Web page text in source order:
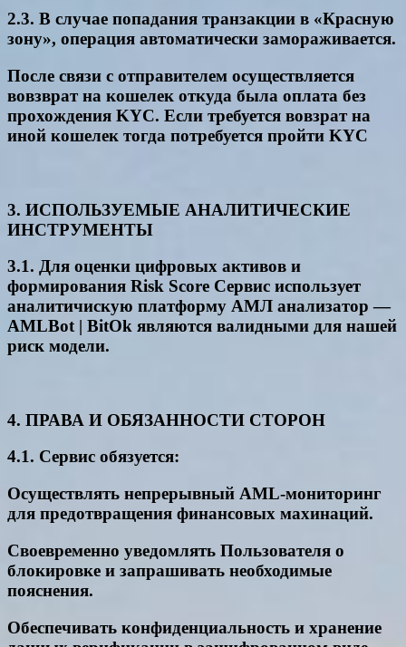
2.3. В случае попадания транзакции в «Красную
зону», операция автоматически замораживается.
После связи с отправителем осуществляется
вовзврат на кошелек откуда была оплата без
прохождения KYC. Если требуется вовзрат на
иной кошелек тогда потребуется пройти KYC
3. ИСПОЛЬЗУЕМЫЕ АНАЛИТИЧЕСКИЕ
ИНСТРУМЕНТЫ
3.1. Для оценки цифровых активов и
формирования Risk Score Сервис использует
аналитичискую платформу АМЛ анализатор —
AMLBot | BitOk являются валидными для нашей
риск модели.
4. ПРАВА И ОБЯЗАННОСТИ СТОРОН
4.1. Сервис обязуется:
Осуществлять непрерывный AML-мониторинг
для предотвращения финансовых махинаций.
Своевременно уведомлять Пользователя о
блокировке и запрашивать необходимые
пояснения.
Обеспечивать конфиденциальность и хранение